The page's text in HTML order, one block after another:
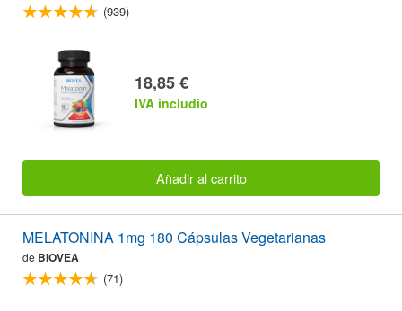
(939)
18,85 €
IVA includio
Añadir al carrito
MELATONINA 1mg 180 Cápsulas Vegetarianas
de BIOVEA
(71)